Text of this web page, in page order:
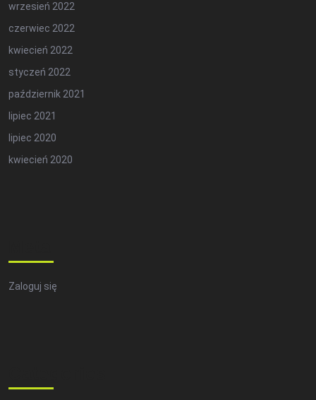
wrzesień 2022
czerwiec 2022
kwiecień 2022
styczeń 2022
październik 2021
lipiec 2021
lipiec 2020
kwiecień 2020
Zaloguj się